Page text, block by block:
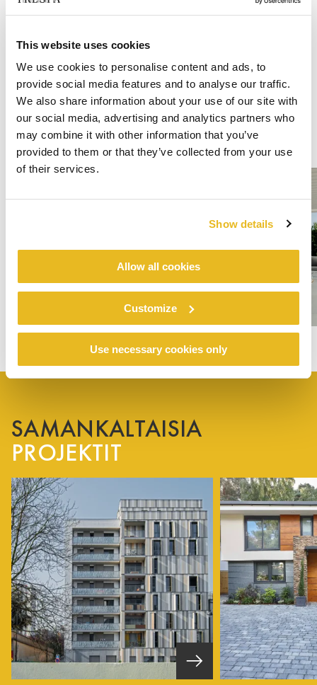
This website uses cookies
We use cookies to personalise content and ads, to
provide social media features and to analyse our traffic.
We also share information about your use of our site with
our social media, advertising and analytics partners who
may combine it with other information that you’ve
provided to them or that they’ve collected from your use
of their services.
Show details
Allow all cookies
Customize
Use necessary cookies only
SAMANKALTAISIA
PROJEKTIT